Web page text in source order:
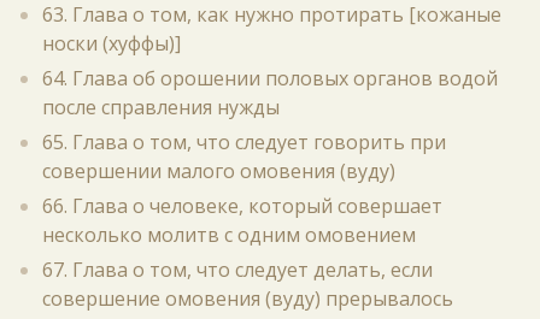
63. Глава о том, как нужно протирать [кожаные
носки (хуффы)]
64. Глава об орошении половых органов водой
после справления нужды
65. Глава о том, что следует говорить при
совершении малого омовения (вуду)
66. Глава о человеке, который совершает
несколько молитв с одним омовением
67. Глава о том, что следует делать, если
совершение омовения (вуду) прерывалось